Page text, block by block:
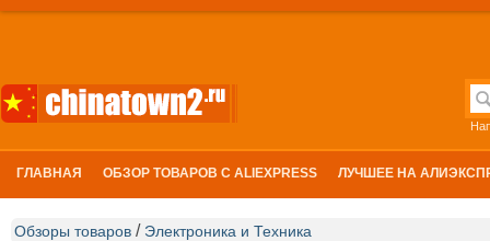
ГЛАВНАЯ ОБЗОР ТОВАРОВ С ALIEXPRESS ЛУЧШЕЕ НА
Обзоры товаров / Электроника и Техника